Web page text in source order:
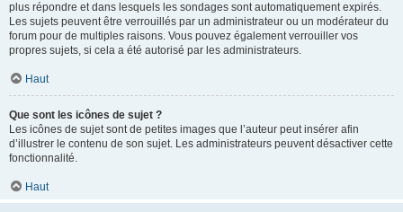
plus répondre et dans lesquels les sondages sont automatiquement expirés.
Les sujets peuvent être verrouillés par un administrateur ou un modérateur du
forum pour de multiples raisons. Vous pouvez également verrouiller vos
propres sujets, si cela a été autorisé par les administrateurs.
Haut
Que sont les icônes de sujet ?
Les icônes de sujet sont de petites images que l’auteur peut insérer afin
d’illustrer le contenu de son sujet. Les administrateurs peuvent désactiver cette
fonctionnalité.
Haut